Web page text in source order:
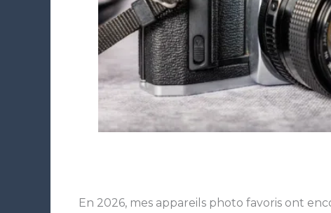
En 2026, mes appareils photo favoris ont